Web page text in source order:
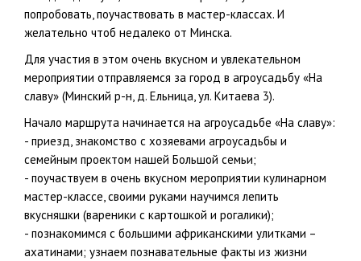
попробовать, поучаствовать в мастер-классах. И
желательно чтоб недалеко от Минска.
Для участия в этом очень вкусном и увлекательном
мероприятии отправляемся за город в агроусадьбу «На
славу» (Минский р-н, д. Ельница, ул. Китаева 3).
Начало маршрута начинается на агроусадьбе «На славу»:
- приезд, знакомство с хозяевами агроусадьбы и
семейным проектом нашей Большой семьи;
- поучаствуем в очень вкусном мероприятии кулинарном
мастер-классе, своими руками научимся лепить
вкусняшки (вареники с картошкой и рогалики);
- познакомимся с большими африканскими улитками –
ахатинами; узнаем познавательные факты из жизни